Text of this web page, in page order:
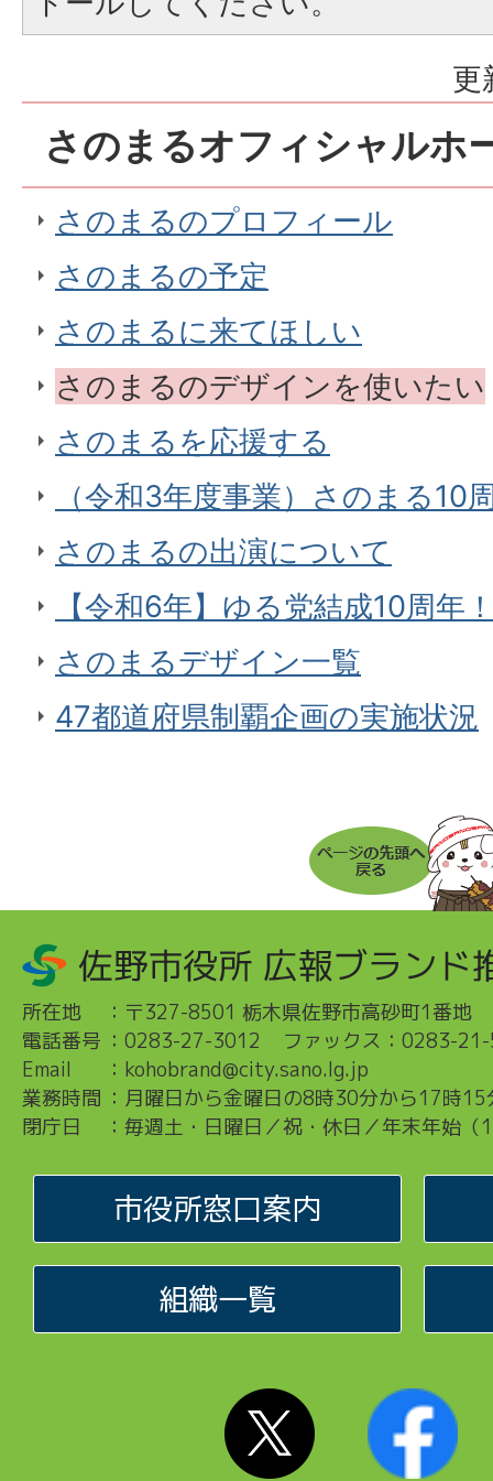
更
さのまるオフィシャルホ
さのまるのプロフィール
さのまるの予定
さのまるに来てほしい
さのまるのデザインを使いたい
さのまるを応援する
（令和3年度事業）さのまる10
さのまるの出演について
【令和6年】ゆる党結成10周年
さのまるデザイン一覧
47都道府県制覇企画の実施状況
所在地 ： 〒327-8501 栃木県佐野市高砂町1番地
電話番号 ： 0283-27-3012
ファックス：0283-
Email
： kohobrand@city.sano.lg.jp
業務時間 ： 月曜日から金曜日の8時30分から17時15
閉庁日
： 毎週土・日曜日／祝・休日／年末年始
市役所窓口案内
組織一覧